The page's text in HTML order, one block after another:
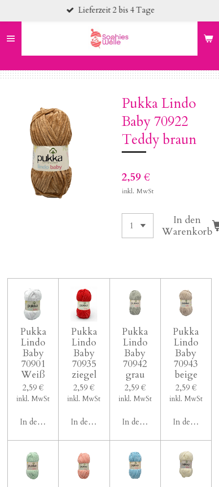
Hauptinhalt
springen
Lieferzeit 2 bis 4 Tage
Pukka Lindo
Baby 70922
Teddy braun
2,59 €
inkl. MwSt
In den
Warenkorb
Pukka
Lindo
Baby
70901
Weiß
2,59 €
inkl. MwSt
In den Warenkorb
Pukka
Lindo
Baby
70935
ziegel
2,59 €
inkl. MwSt
In den Warenkorb
Pukka
Lindo
Baby
70942
grau
2,59 €
inkl. MwSt
In den Warenkorb
Pukka
Lindo
Baby
70943
beige
2,59 €
inkl. MwSt
In den